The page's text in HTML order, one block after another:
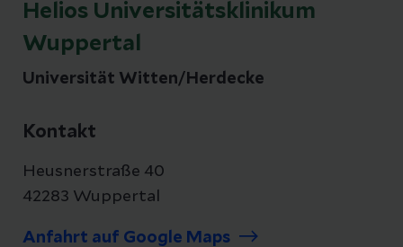
Helios Universitätsklinikum
Wuppertal
Universität Witten/Herdecke
Kontakt
Heusnerstraße 40
42283 Wuppertal
Anfahrt auf Google Maps